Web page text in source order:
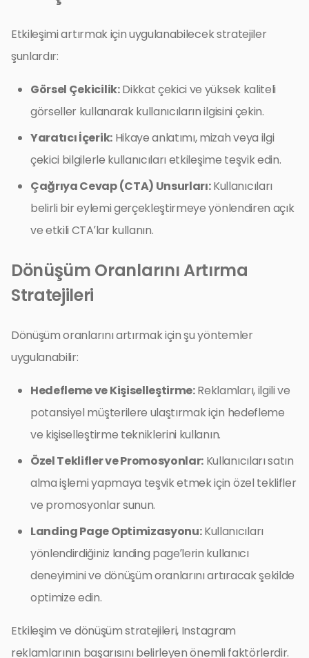
Etkileşimi artırmak için uygulanabilecek stratejiler
şunlardır:
Görsel Çekicilik:Dikkat çekici ve yüksek kaliteli
görseller kullanarak kullanıcıların ilgisini çekin.
Yaratıcı İçerik:Hikaye anlatımı, mizah veya ilgi
çekici bilgilerle kullanıcıları etkileşime teşvik edin.
Çağrıya Cevap (CTA) Unsurları:Kullanıcıları
belirli bir eylemi gerçekleştirmeye yönlendiren açık
ve etkili CTA’lar kullanın.
Dönüşüm Oranlarını Artırma
Stratejileri
Dönüşüm oranlarını artırmak için şu yöntemler
uygulanabilir:
Hedefleme ve Kişiselleştirme:Reklamları, ilgili ve
potansiyel müşterilere ulaştırmak için hedefleme
ve kişiselleştirme tekniklerini kullanın.
Özel Teklifler ve Promosyonlar: Kullanıcıları satın
alma işlemi yapmaya teşvik etmek için özel teklifler
ve promosyonlar sunun.
Landing Page Optimizasyonu:Kullanıcıları
yönlendirdiğiniz landing page’lerin kullanıcı
deneyimini ve dönüşüm oranlarını artıracak şekilde
optimize edin.
Etkileşim ve dönüşüm stratejileri, Instagram
reklamlarının başarısını belirleyen önemli faktörlerdir.